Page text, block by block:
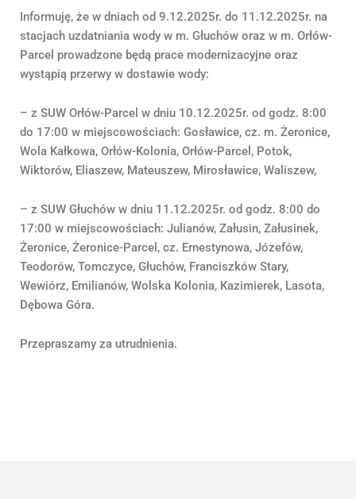
Informuję, że w dniach od 9.12.2025r. do 11.12.2025r. na
stacjach uzdatniania wody w m. Głuchów oraz w m. Orłów-
Parcel prowadzone będą prace modernizacyjne oraz
wystąpią przerwy w dostawie wody:
– z SUW Orłów-Parcel w dniu 10.12.2025r. od godz. 8:00
do 17:00 w miejscowościach: Gosławice, cz. m. Żeronice,
Wola Kałkowa, Orłów-Kolonia, Orłów-Parcel, Potok,
Wiktorów, Eliaszew, Mateuszew, Mirosławice, Waliszew,
– z SUW Głuchów w dniu 11.12.2025r. od godz. 8:00 do
17:00 w miejscowościach: Julianów, Załusin, Załusinek,
Żeronice, Żeronice-Parcel, cz. Ernestynowa, Józefów,
Teodorów, Tomczyce, Głuchów, Franciszków Stary,
Wewiórz, Emilianów, Wolska Kolonia, Kazimierek, Lasota,
Dębowa Góra.
Przepraszamy za utrudnienia.